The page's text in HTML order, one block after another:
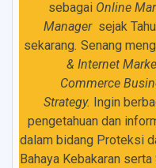
sebagai Online
Manager sejak
sekarang. Senang
& Internet
Commerce
Strategy. Ingin
pengetahuan dan
dalam bidang Proteksi
Bahaya Kebakaran